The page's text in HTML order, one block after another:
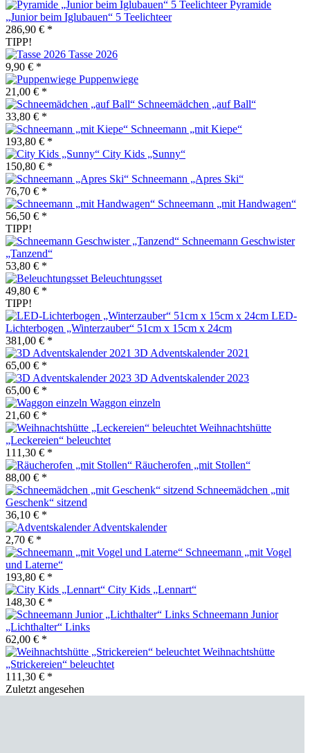
Pyramide
„Junior beim Iglubauen“ 5 Teelichteer
286,90 € *
TIPP!
Tasse 2026
9,90 € *
Puppenwiege
21,00 € *
Schneemädchen „auf Ball“
33,80 € *
Schneemann „mit Kiepe“
193,80 € *
City Kids „Sunny“
150,80 € *
Schneemann „Apres Ski“
76,70 € *
Schneemann „mit Handwagen“
56,50 € *
TIPP!
Schneemann Geschwister
„Tanzend“
53,80 € *
Beleuchtungsset
49,80 € *
TIPP!
LED-
Lichterbogen „Winterzauber“ 51cm x 15cm x 24cm
381,00 € *
3D Adventskalender 2021
65,00 € *
3D Adventskalender 2023
65,00 € *
Waggon einzeln
21,60 € *
Weihnachtshütte
„Leckereien“ beleuchtet
111,30 € *
Räucherofen „mit Stollen“
88,00 € *
Schneemädchen „mit
Geschenk“ sitzend
36,10 € *
Adventskalender
2,70 € *
Schneemann „mit Vogel
und Laterne“
193,80 € *
City Kids „Lennart“
148,30 € *
Schneemann Junior
„Lichthalter“ Links
62,00 € *
Weihnachtshütte
„Strickereien“ beleuchtet
111,30 € *
Zuletzt angesehen